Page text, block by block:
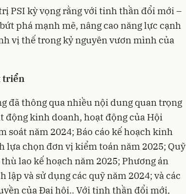
PSI kỳ vọng rằng với tinh thần đổi mới –
phá mạnh mẽ, nâng cao năng lực cạnh
vị thế trong kỷ nguyên vươn mình của
triển
đã thông qua nhiều nội dung quan trọng
động kinh doanh, hoạt động của Hội
soát năm 2024; Báo cáo kế hoạch kinh
lựa chọn đơn vị kiểm toán năm 2025; Quỹ
lao kế hoạch năm 2025; Phương án
và sử dụng các quỹ năm 2024; và các
của Đại hội.. Với tinh thần đổi mới,